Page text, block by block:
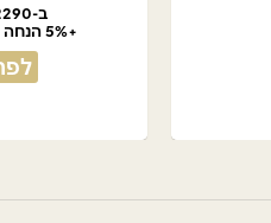
ב-₪2290 בלבד
+5% הנחה במעמד חיוב